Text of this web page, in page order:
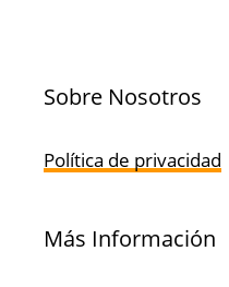
Sobre Nosotros
Política de privacidad
Más Información